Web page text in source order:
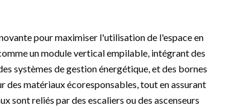
pour maximiser l'utilisation de l'espace en
un module vertical empilable, intégrant des
systèmes de gestion énergétique, et des bornes
des matériaux écoresponsables, tout en assurant
sont reliés par des escaliers ou des ascenseurs